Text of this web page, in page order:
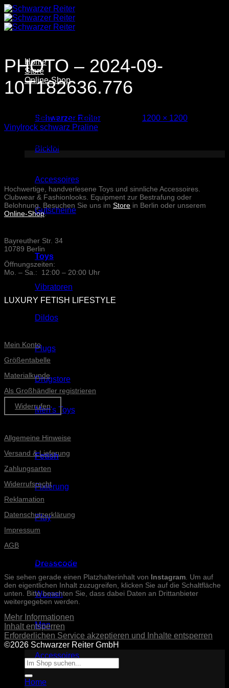
Zum
Inhalt
springen
Home
Store
Online-Shop
Schwarzer Reiter
Blcklbl
Accessoires
Gutscheine
Toys
Vibratoren
Dildos
Plugs
Drugstore
Men's Toys
Fetish
Fixierung
Play
Dresscode
Women
Men
Accessoires
PHOTO – 2024-09-
10T182636.776
Veröffentlicht17. September 2024 1200 × 1200
Vinylrock schwarz Praline
Kommentare und Trackbacks sind derzeit geschlossen.
Hochwertige, handverlesene Toys und sinnliche Accessoires.
Clubwear & Fashionlooks. Equipment zur Bestrafung oder
Belohnung. Besuchen Sie uns im Store in Berlin oder unserem
Online-Shop.
Bayreuther Str. 34
10789 Berlin
Öffnungszeiten:
Mo. – Sa.: 12:00 – 20:00 Uhr
LUXURY FETISH LIFESTYLE
Mein Konto
Größentabelle
Materialkunde
Als Großhändler registrieren
Widerrufen
Allgemeine Hinweise
Versand & Lieferung
Zahlungsarten
Widerrufsrecht
Reklamation
Datenschutzerklärung
Impressum
AGB
INSTAGRAM-POSTS
Sie sehen gerade einen Platzhalterinhalt von Instagram . Um auf
den eigentlichen Inhalt zuzugreifen, klicken Sie auf die Schaltfläche
unten. Bitte beachten Sie, dass dabei Daten an Drittanbieter
weitergegeben werden.
Mehr Informationen
Inhalt entsperren
Erforderlichen Service akzeptieren und Inhalte entsperren
©2026 Schwarzer Reiter GmbH
Suche
nach:
Home